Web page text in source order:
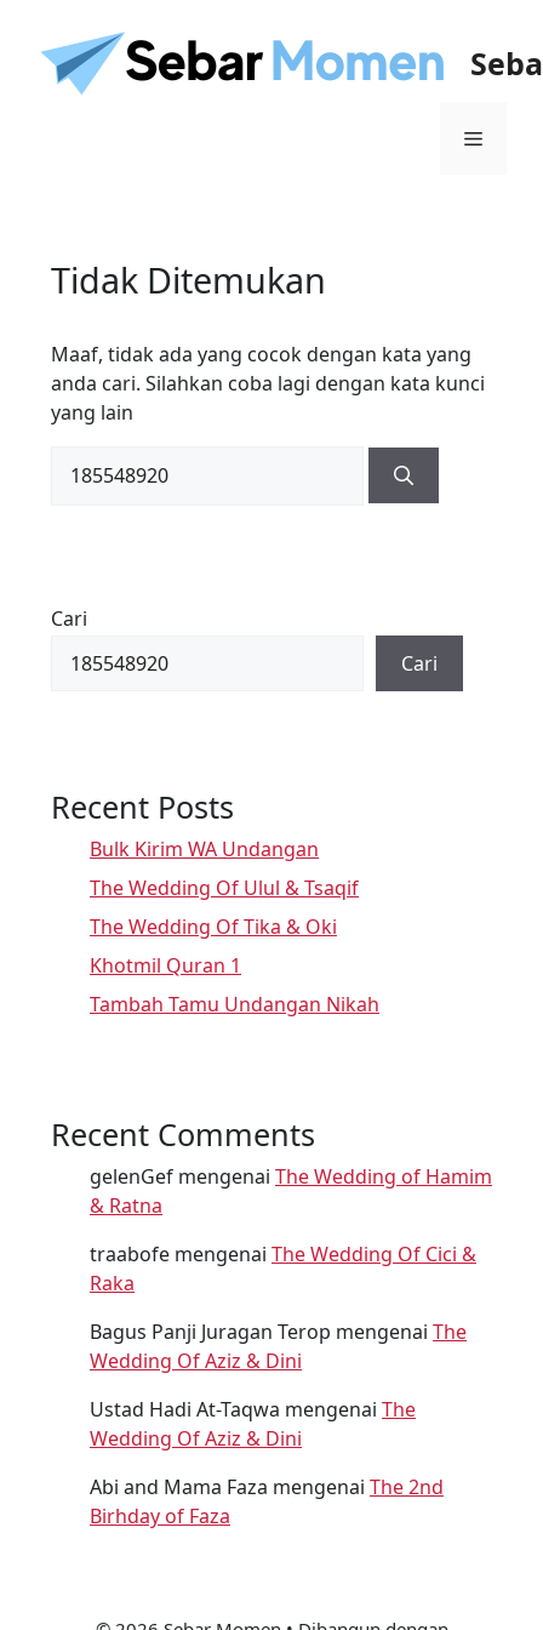
Tidak Ditemukan
Maaf, tidak ada yang cocok dengan kata yang
anda cari. Silahkan coba lagi dengan kata kunci
yang lain
Cari
Cari
Recent Posts
Bulk Kirim WA Undangan
The Wedding Of Ulul & Tsaqif
The Wedding Of Tika & Oki
Khotmil Quran 1
Tambah Tamu Undangan Nikah
Recent Comments
gelenGef mengenai The Wedding of Hamim
& Ratna
traabofe mengenai The Wedding Of Cici &
Raka
Bagus Panji Juragan Terop mengenai The
Wedding Of Aziz & Dini
Ustad Hadi At-Taqwa mengenai The
Wedding Of Aziz & Dini
Abi and Mama Faza mengenai The 2nd
Birhday of Faza